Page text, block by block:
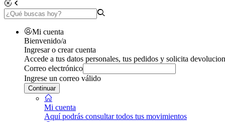
Mi cuenta
Bienvenido/a
Ingresar o crear cuenta
Accede a tus datos personales, tus pedidos y solicita
Correo electrónico
Ingrese un correo válido
Continuar
Mi cuenta
Aquí podrás consultar todos tus movimientos